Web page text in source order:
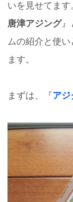
いを見せてま
唐津アジング』
ムの紹介と使
ます。
まずは、『アジ